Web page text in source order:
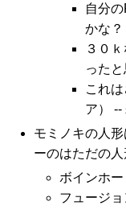
自分
かな？
３０
った
これ
ア） --
モミノキの人
ーのはただの
ボインホ
フュージ